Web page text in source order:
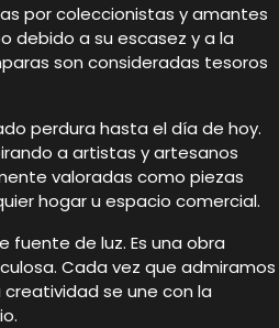
por coleccionistas y amantes
debido a su escasez y a la
son consideradas tesoros
perdura hasta el día de hoy.
a artistas y artesanos
valoradas como piezas
hogar u espacio comercial.
fuente de luz. Es una obra
Cada vez que admiramos
se une con la